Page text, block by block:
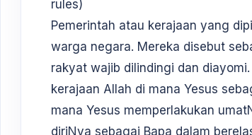
rules)
Pemerintah atau kerajaan yang
warga negara. Mereka disebut
rakyat wajib dilindingi dan
kerajaan Allah di mana Yesus
mana Yesus memperlakukan
diriNya sebagai Bapa dalam